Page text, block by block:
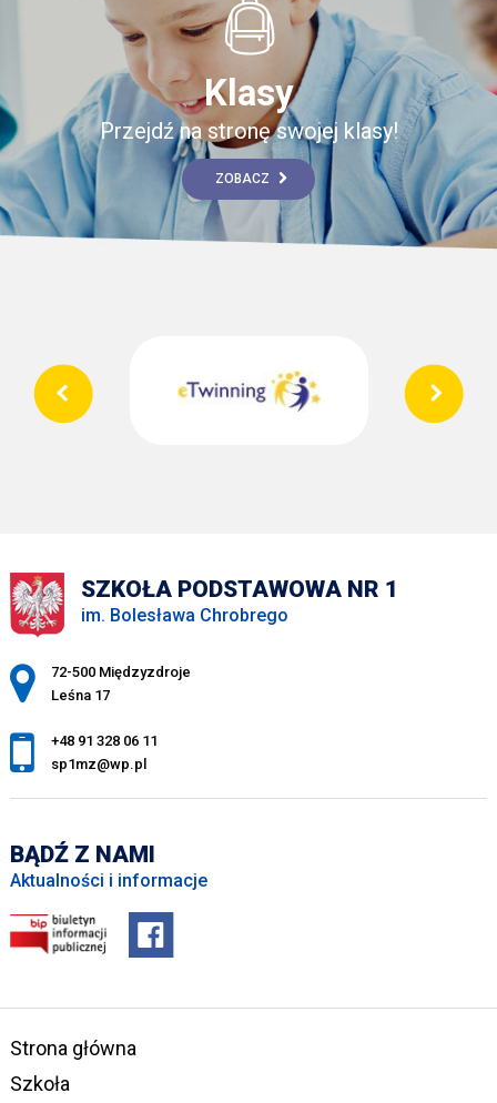
Klasy
Przejdź na stronę swojej klasy!
ZOBACZ
SZKOŁA PODSTAWOWA NR 1
im. Bolesława Chrobrego
Adres pocztowy:
72-500 Międzyzdroje
Leśna 17
+48 91 328 06 11
sp1mz@wp.pl
BĄDŹ Z NAMI
Aktualności i informacje
Strona główna
Szkoła